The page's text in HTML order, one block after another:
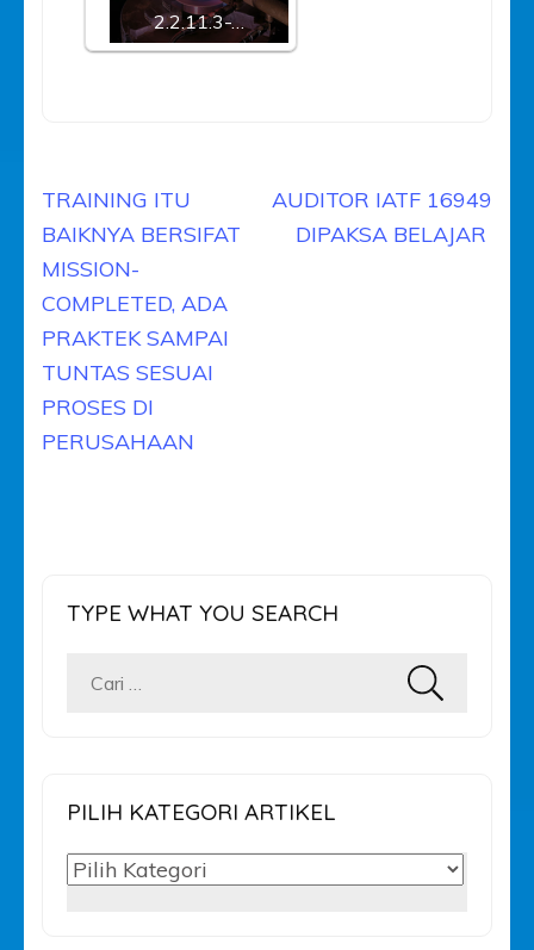
2.2.11.3-…
Navigasi
pos
TRAINING ITU
BAIKNYA BERSIFAT
MISSION-
COMPLETED, ADA
PRAKTEK SAMPAI
TUNTAS SESUAI
PROSES DI
PERUSAHAAN
AUDITOR IATF 16949
DIPAKSA BELAJAR
TYPE WHAT YOU SEARCH
Cari
PILIH KATEGORI ARTIKEL
PILIH